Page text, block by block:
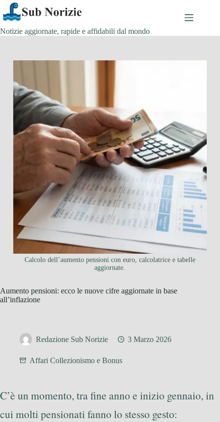
Salta
al
contenuto
Notizie aggiornate, rapide e affidabili dal mondo
Calcolo dell’aumento pensioni con euro, calcolatrice e tabelle
aggiornate.
Aumento pensioni: ecco le nuove cifre aggiornate in base
all’inflazione
Redazione Sub Norizie 3 Marzo 2026
Affari Collezionismo e Bonus
C’è un momento, tra fine anno e inizio gennaio, in
cui molti pensionati fanno lo stesso gesto: